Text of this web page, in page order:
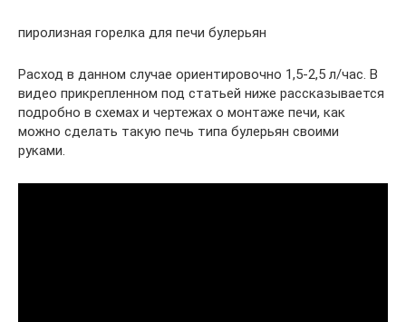
пиролизная горелка для печи булерьян
Расход в данном случае ориентировочно 1,5-2,5 л/час. В
видео прикрепленном под статьей ниже рассказывается
подробно в схемах и чертежах о монтаже печи, как
можно сделать такую печь типа булерьян своими
руками.